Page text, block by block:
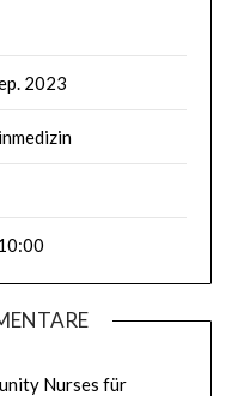
2023
Nurses für